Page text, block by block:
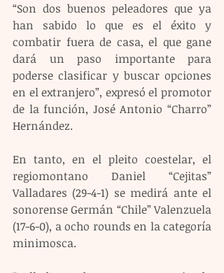
“Son dos buenos peleadores que ya
han sabido lo que es el éxito y
combatir fuera de casa, el que gane
dará un paso importante para
poderse clasificar y buscar opciones
en el extranjero”, expresó el promotor
de la función, José Antonio “Charro”
Hernández.
En tanto, en el pleito coestelar, el
regiomontano Daniel “Cejitas”
Valladares (29-4-1) se medirá ante el
sonorense Germán “Chile” Valenzuela
(17-6-0), a ocho rounds en la categoría
minimosca.